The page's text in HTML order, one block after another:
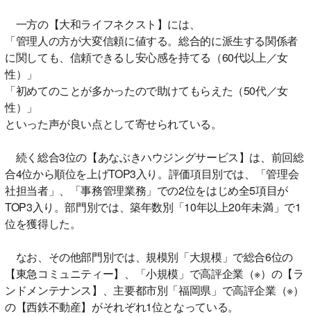
一方の【大和ライフネクスト】には、
「管理人の方が大変信頼に値する。総合的に派生する関係者
に関しても、信頼できるし安心感を持てる（60代以上／女
性）」
「初めてのことが多かったので助けてもらえた（50代／女
性）」
といった声が良い点として寄せられている。
続く総合3位の【あなぶきハウジングサービス】は、前回総
合4位から順位を上げTOP3入り。評価項目別では、「管理会
社担当者」、「事務管理業務」での2位をはじめ全5項目が
TOP3入り。部門別では、築年数別「10年以上20年未満」で1
位を獲得した。
なお、その他部門別では、規模別「大規模」で総合6位の
【東急コミュニティー】、「小規模」で高評企業（※）の【ラ
ンドメンテナンス】、主要都市別「福岡県」で高評企業（※）
の【西鉄不動産】がそれぞれ1位となっている。